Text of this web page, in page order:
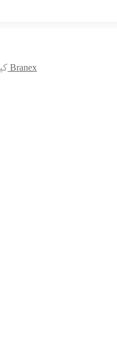
© کپی قالب علامه رضوی طراحی توسط Branex